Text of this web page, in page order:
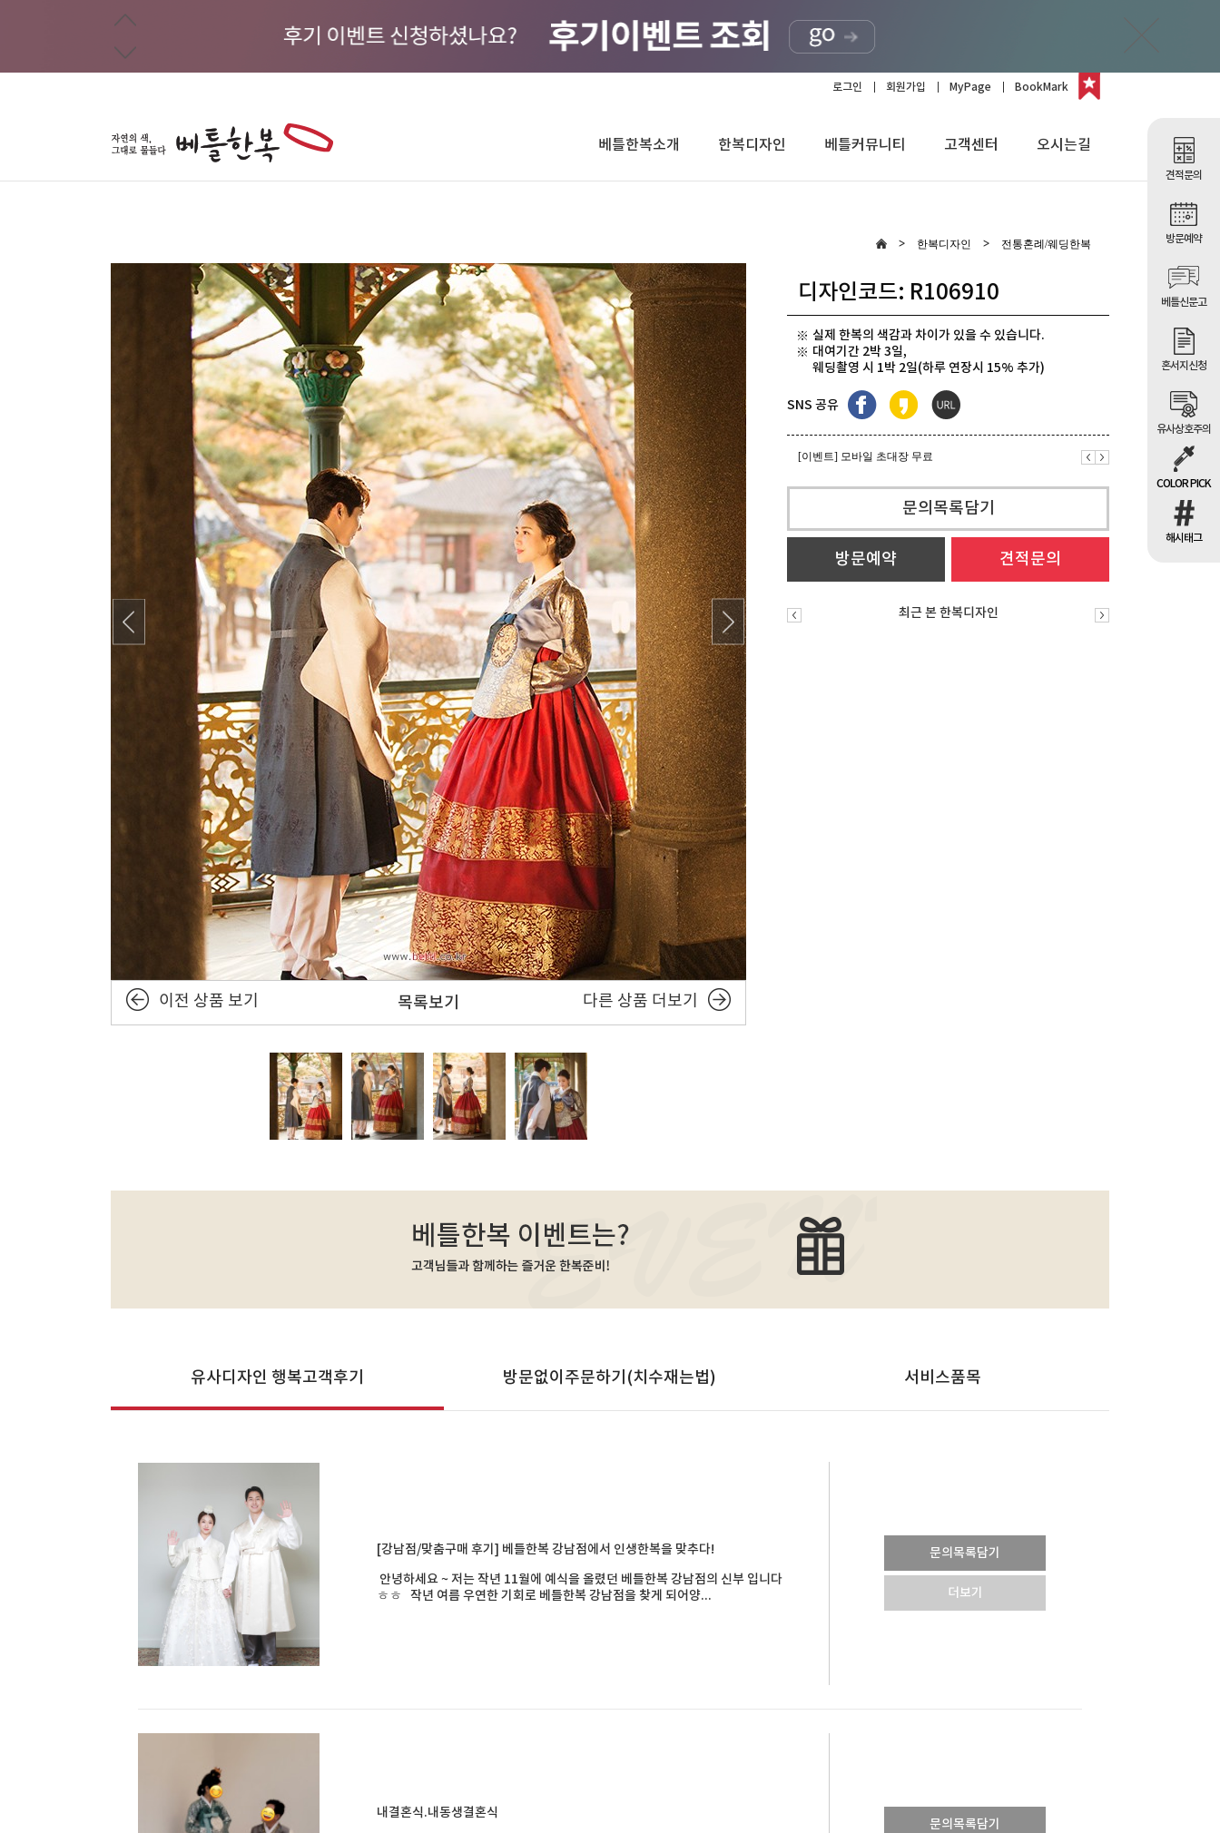
로그인 회원가입 MyPage BookMark
베틀한복소개 한복디자인 베틀커뮤니티 고객센터 오시는길
견적문의
방문예약
베틀신문고
혼서지신청
유사상호주의
COLOR PICK
해시태그
한복디자인 전통혼례/웨딩한복
목록보기
이전 상품 보기 다른 상품 더보기
디자인코드: R106910
실제 한복의 색감과 차이가 있을 수 있습니다.
대여기간 2박 3일,
웨딩촬영 시 1박 2일(하루 연장시 15% 추가)
SNS 공유
[이벤트] 모바일 초대장 무료
[이벤트] 베틀한복 후기이벤트 [시즌3]
[이벤트] 모바일 초대장 무료
[이벤트] 베틀한복 후기이벤트 [시즌3]
문의목록담기
방문예약 견적문의
최근 본 한복디자인
유사디자인 행복고객후기 방문없이주문하기(치수재는법) 서비스품목
[강남점/맞춤구매 후기] 베틀한복 강남점에서 인생한복을 맞추다!
안녕하세요 ~ 저는 작년 11월에 예식을 올렸던 베틀한복 강남점의 신부 입니다
ㅎㅎ 작년 여름 우연한 기회로 베틀한복 강남점을 찾게 되어양...
문의목록담기
더보기
내결혼식.내동생결혼식
문의목록담기